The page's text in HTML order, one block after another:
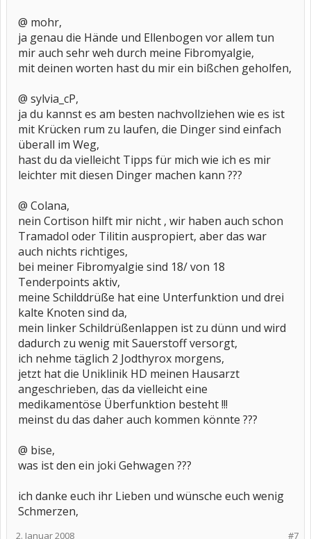
@ mohr,
ja genau die Hände und Ellenbogen vor allem tun
mir auch sehr weh durch meine Fibromyalgie,
mit deinen worten hast du mir ein bißchen geholfen,
@ sylvia_cP,
ja du kannst es am besten nachvollziehen wie es ist
mit Krücken rum zu laufen, die Dinger sind einfach
überall im Weg,
hast du da vielleicht Tipps für mich wie ich es mir
leichter mit diesen Dinger machen kann ???
@ Colana,
nein Cortison hilft mir nicht , wir haben auch schon
Tramadol oder Tilitin auspropiert, aber das war
auch nichts richtiges,
bei meiner Fibromyalgie sind 18/ von 18
Tenderpoints aktiv,
meine Schilddrüße hat eine Unterfunktion und drei
kalte Knoten sind da,
mein linker Schildrüßenlappen ist zu dünn und wird
dadurch zu wenig mit Sauerstoff versorgt,
ich nehme täglich 2 Jodthyrox morgens,
jetzt hat die Uniklinik HD meinen Hausarzt
angeschrieben, das da vielleicht eine
medikamentöse Überfunktion besteht !!!
meinst du das daher auch kommen könnte ???
@ bise,
was ist den ein joki Gehwagen ???
ich danke euch ihr Lieben und wünsche euch wenig
Schmerzen,
#7
2. Januar 2008